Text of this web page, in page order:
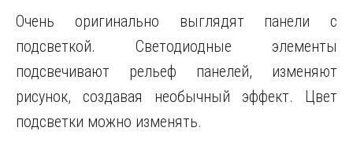
Очень оригинально выглядят панели с
подсветкой. Светодиодные элементы
подсвечивают рельеф панелей, изменяют
рисунок, создавая необычный эффект. Цвет
подсветки можно изменять.